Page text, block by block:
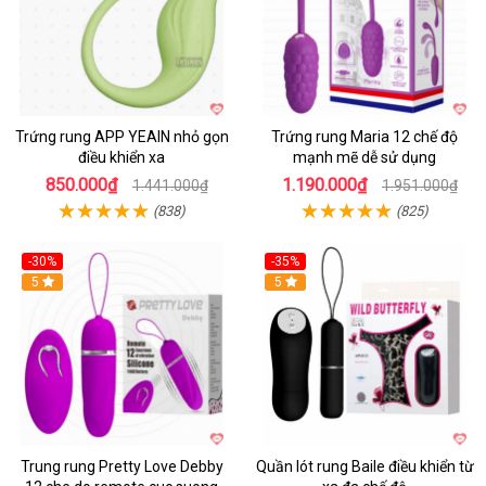
Trứng rung APP YEAIN nhỏ gọn
điều khiển xa
850.000₫ 1.441.000₫
(838)
Trứng rung Maria 12 chế độ
mạnh mẽ dễ sử dụng
1.190.000₫ 1.951.000₫
(825)
-30%
Hot
5
Trung rung Pretty Love Debby
-35%
Hot
5
Quần lót rung Baile điều khiển từ